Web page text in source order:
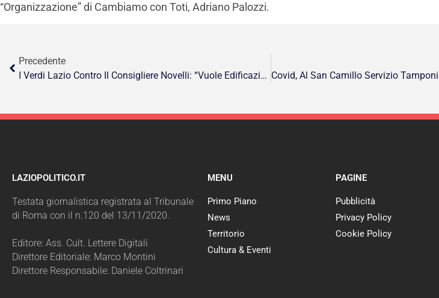
“Organizzazione” di Cambiamo con Toti, Adriano Palozzi.
Precedente
I Verdi Lazio Contro Il Consigliere Novelli: “Vuole Edificazione In Riserva Acquafredda?”
LAZIOPOLITICO.IT
Testata giornalistica registrata al Tribunale
di Roma con il n.120 del 13/11/2020.
Editore: Ass. Cult. Lettere Digitali
Direttore Editoriale: Marco Montini
Direttore Responsabile: Daniele Coltrinari
MENU
Primo Piano
News
Territorio
Cultura & Eventi
PAGINE
Pubblicità
Privacy Policy
Cookie Policy